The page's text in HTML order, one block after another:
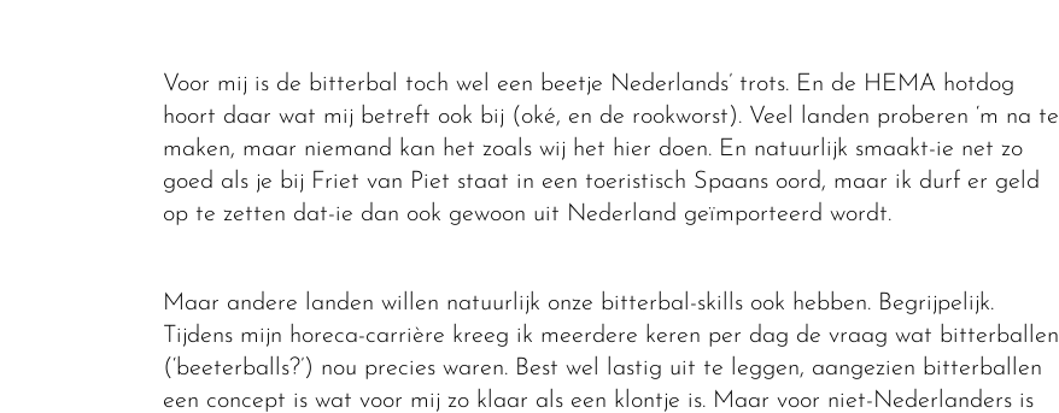
Voor mij is de bitterbal toch wel een beetje Nederlands’ trots. En de HEMA hotdog
hoort daar wat mij betreft ook bij (oké, en de rookworst). Veel landen proberen ‘m na te
maken, maar niemand kan het zoals wij het hier doen. En natuurlijk smaakt-ie net zo
goed als je bij Friet van Piet staat in een toeristisch Spaans oord, maar ik durf er geld
op te zetten dat-ie dan ook gewoon uit Nederland geïmporteerd wordt.
Maar andere landen willen natuurlijk onze bitterbal-skills ook hebben. Begrijpelijk.
Tijdens mijn horeca-carrière kreeg ik meerdere keren per dag de vraag wat bitterballen
(‘beeterballs?’) nou precies waren. Best wel lastig uit te leggen, aangezien bitterballen
een concept is wat voor mij zo klaar als een klontje is. Maar voor niet-Nederlanders is